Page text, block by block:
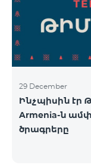
29 December
Ինչպիսին էր
Armenia-ն
ծրագրերը